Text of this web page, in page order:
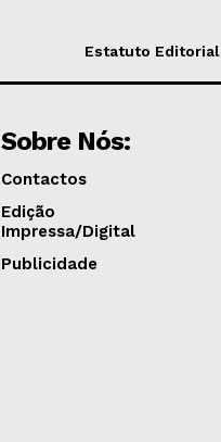
Estatuto Editorial
Sobre Nós:
Contactos
Edição
Impressa/Digital
Publicidade